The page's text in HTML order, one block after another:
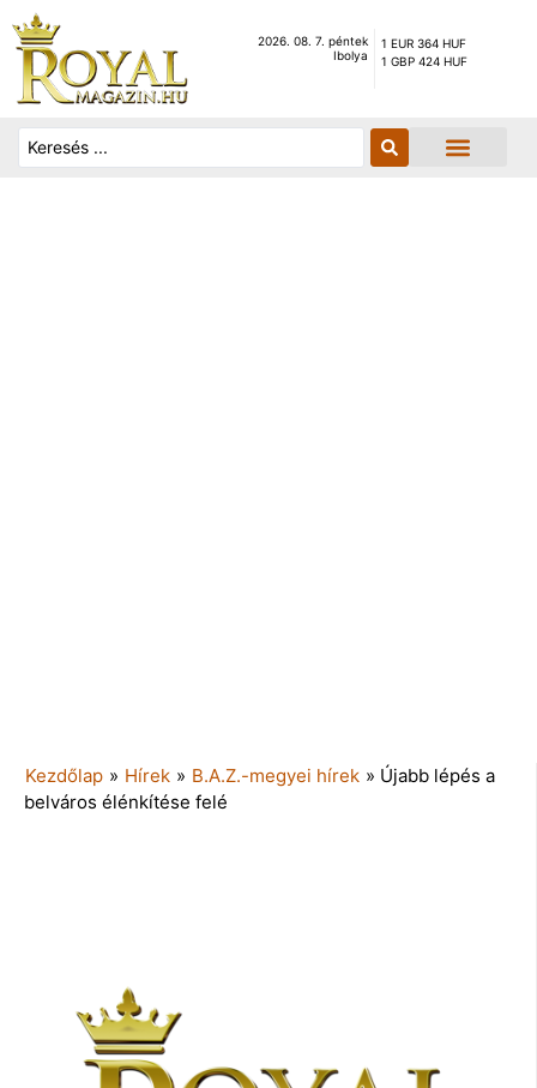
2026. 08. 7. péntek
Ibolya
1 EUR 364 HUF
1 GBP 424 HUF
Kezdőlap » Hírek » B.A.Z.-megyei hírek » Újabb lépés a
belváros élénkítése felé